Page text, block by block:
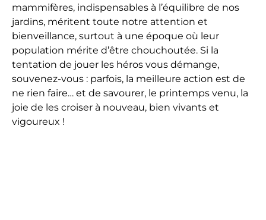
mammifères, indispensables à l’équilibre de nos
jardins, méritent toute notre attention et
bienveillance, surtout à une époque où leur
population mérite d’être chouchoutée. Si la
tentation de jouer les héros vous démange,
souvenez-vous : parfois, la meilleure action est de
ne rien faire… et de savourer, le printemps venu, la
joie de les croiser à nouveau, bien vivants et
vigoureux !